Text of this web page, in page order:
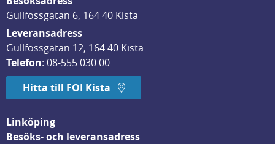
Gullfossgatan 6, 164 40 Kista
Leveransadress
Gullfossgatan 12, 164 40 Kista
Telefon: 08-555 030 00
Hitta till FOI Kista
Linköping
Besöks- och leveransadress